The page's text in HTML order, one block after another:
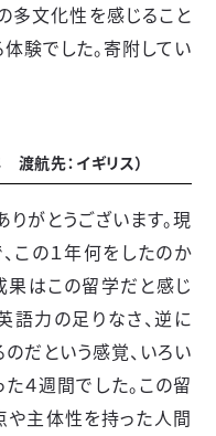
多文化性を感じること
験でした。寄附してい
渡航先：イギリス）
がとうございます。現
この１年何をしたのか
果はこの留学だと感じ
語力の足りなさ、逆に
だという感覚、いろい
４週間でした。この留
や主体性を持った人間